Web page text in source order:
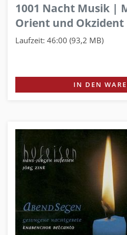
1001 Nacht Musik |
Orient und Okzident
Laufzeit: 46:00 (93,2 MB)
IN DEN